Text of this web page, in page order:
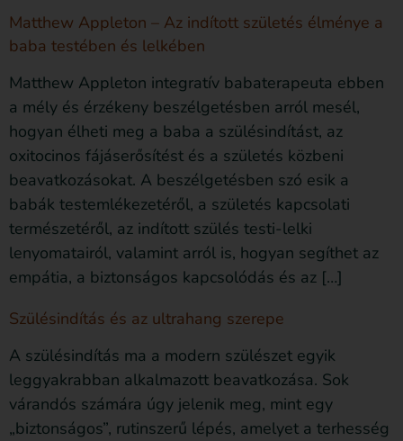
Matthew Appleton – Az indított születés élménye a
baba testében és lelkében
Matthew Appleton integratív babaterapeuta ebben
a mély és érzékeny beszélgetésben arról mesél,
hogyan élheti meg a baba a szülésindítást, az
oxitocinos fájáserősítést és a születés közbeni
beavatkozásokat. A beszélgetésben szó esik a
babák testemlékezetéről, a születés kapcsolati
természetéről, az indított szülés testi-lelki
lenyomatairól, valamint arról is, hogyan segíthet az
empátia, a biztonságos kapcsolódás és az […]
Szülésindítás és az ultrahang szerepe
A szülésindítás ma a modern szülészet egyik
leggyakrabban alkalmazott beavatkozása. Sok
várandós számára úgy jelenik meg, mint egy
„biztonságos”, rutinszerű lépés, amelyet a terhesség